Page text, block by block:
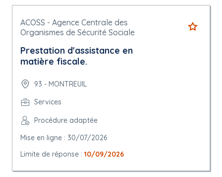
ACOSS - Agence Centrale des
Organismes de Sécurité Sociale
Prestation d'assistance en
matière fiscale.
93 - MONTREUIL
Services
Procédure adaptée
Mise en ligne : 30/07/2026
Limite de réponse : 10/09/2026